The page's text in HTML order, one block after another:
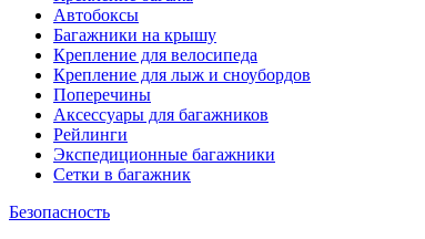
Автобоксы
Багажники на крышу
Крепление для велосипеда
Крепление для лыж и сноубордов
Поперечины
Аксессуары для багажников
Рейлинги
Экспедиционные багажники
Сетки в багажник
Безопасность